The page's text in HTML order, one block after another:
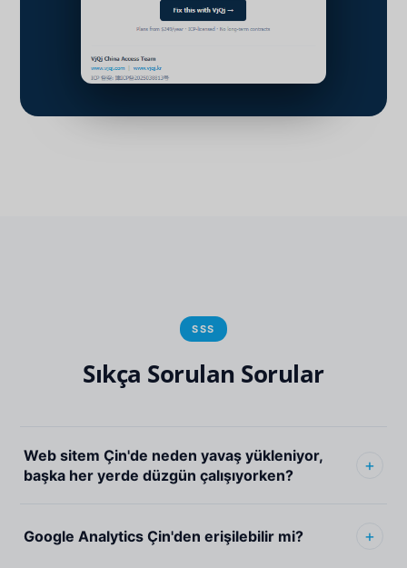
SSS
Sıkça Sorulan Sorular
Web sitem Çin'de neden yavaş yükleniyor,
başka her yerde düzgün çalışıyorken?
Google Analytics Çin'den erişilebilir mi?